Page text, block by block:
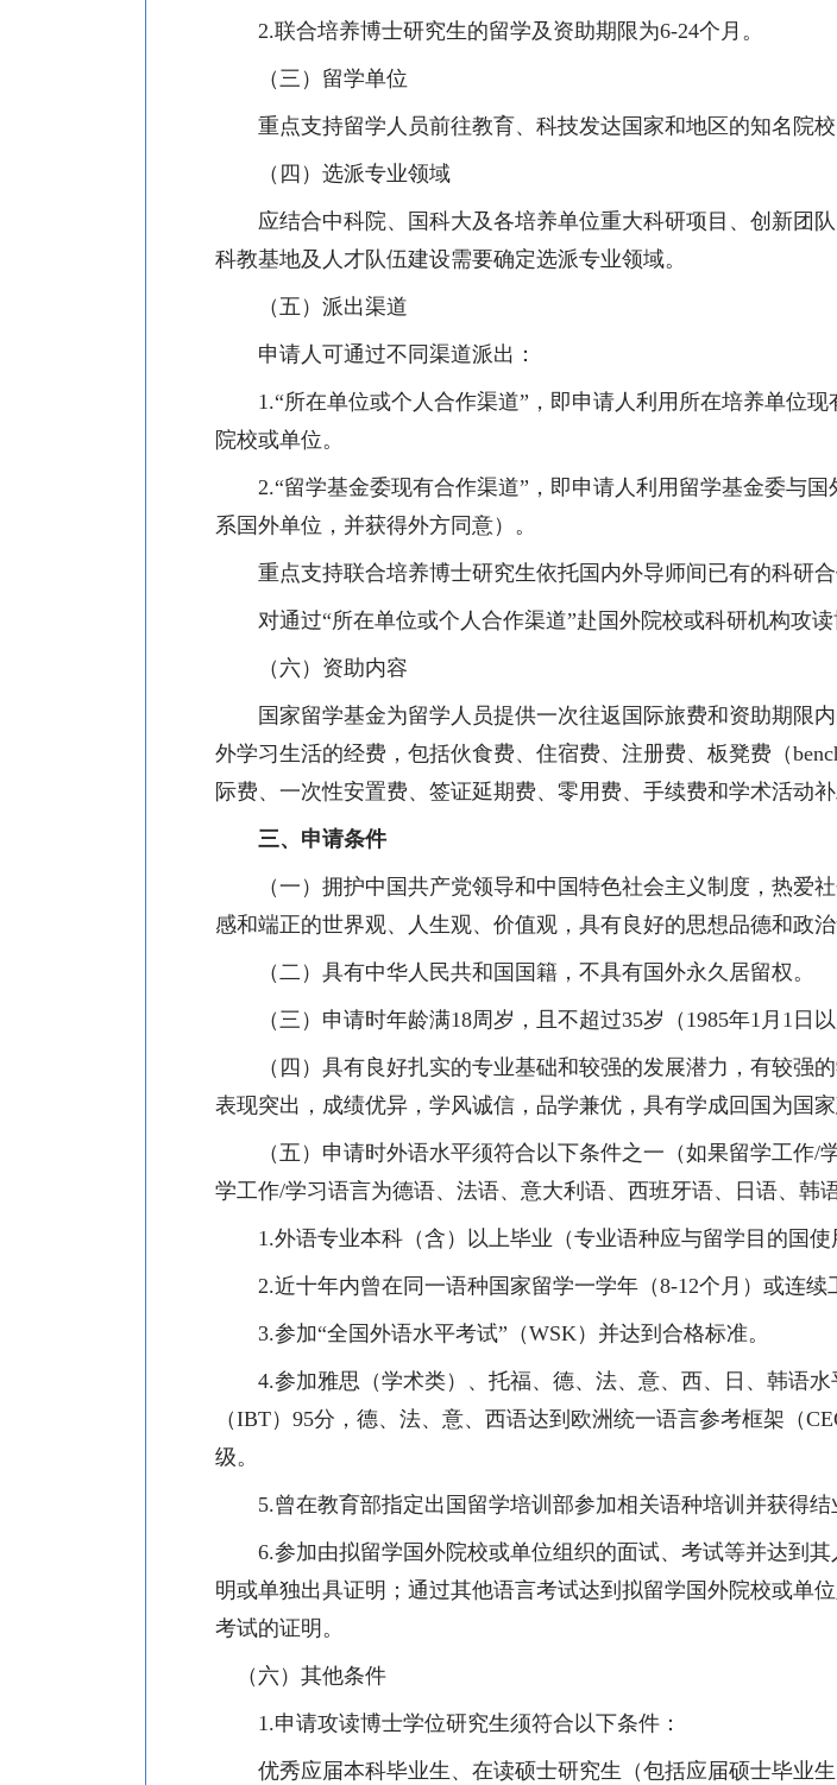
2.联合培养博士研究生的留学及资助期限为6-24个月。
（三）留学单位
重点支持留学人员前往教育、科技发达国家和地区的知名院
（四）选派专业领域
应结合中科院、国科大及各培养单位重大科研项目、创新团
科教基地及人才队伍建设需要确定选派专业领域。
（五）派出渠道
申请人可通过不同渠道派出：
1.“所在单位或个人合作渠道”，即申请人利用所在培养单位
院校或单位。
2.“留学基金委现有合作渠道”，即申请人利用留学基金委与
系国外单位，并获得外方同意）。
重点支持联合培养博士研究生依托国内外导师间已有的科研
对通过“所在单位或个人合作渠道”赴国外院校或科研机构攻
（六）资助内容
国家留学基金为留学人员提供一次往返国际旅费和资助期限
外学习生活的经费，包括伙食费、住宿费、注册费、板凳费（
际费、一次性安置费、签证延期费、零用费、手续费和学术活动
三、申请条件
（一）拥护中国共产党领导和中国特色社会主义制度，热
感和端正的世界观、人生观、价值观，具有良好的思想品德和政治
（二）具有中华人民共和国国籍，不具有国外永久居留权。
（三）申请时年龄满18周岁，且不超过35岁（ 1985年1 月 1 日
（四）具有良好扎实的专业基础和较强的发展潜力，有较强
表现突出，成绩优异，学风诚信，品学兼优，具有学成回国为国
（五）申请时外语水平须符合以下条件之一（如果留学工作/
学工作/学习语言为德语、法语、意大利语、西班牙语、日语、韩
1.外语专业本科（含）以上毕业（专业语种应与留学目的国使
2.近十年内曾在同一语种国家留学一学年（8-12个月）或连续
3.参加“全国外语水平考试”（WSK ）并达到合格标准。
4.参加雅思（学术类）、托福、德、法、意、西、日、韩语
（IBT） 95分，德、法、意、西语达到欧洲统一语言参考框架（
级。
5.曾在教育部指定出国留学培训部参加相关语种培训并获得
6.参加由拟留学国外院校或单位组织的面试、考试等并达到
明或单独出具证明；通过其他语言考试达到拟留学国外院校或单
考试的证明。
（六）其他条件
1.申请攻读博士学位研究生须符合以下条件：
优秀应届本科毕业生、在读硕士研究生（包括应届硕士毕业